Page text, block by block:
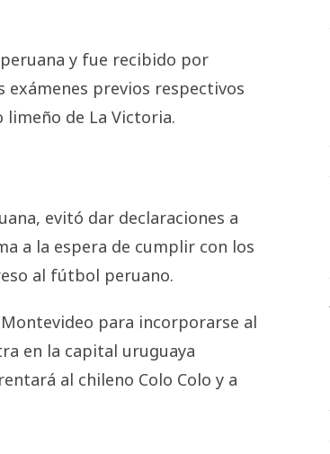
y fue recibido por
previos respectivos
de La Victoria.
evitó dar declaraciones a
a la espera de cumplir con los
al fútbol peruano.
para incorporarse al
en la capital uruguaya
al chileno Colo Colo y a